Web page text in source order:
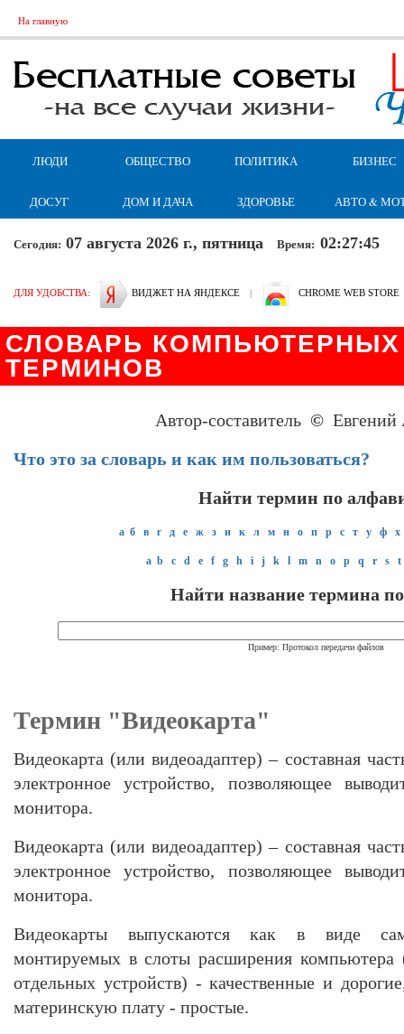
На главную
ЛЮДИ ОБЩЕСТВО ПОЛИТИКА БИЗНЕС
ДОСУГ ДОМ И ДАЧА ЗДОРОВЬЕ АВТО &
Сегодня: 07 августа 2026 г., пятница Время: 02:27:45
ДЛЯ УДОБСТВА: ВИДЖЕТ НА ЯНДЕКСЕ | CHROME WEB STORE
СЛОВАРЬ КОМПЬЮТЕРНЫХ
ТЕРМИНОВ
Автор-составитель © Евгений
Что это за словарь и как им пользоваться?
Найти термин по
а б в г д е ж з и к л м н о п р с т у ф х
a b c d e f g h i j k l m n o p q r s t
Найти название термина
Пример: Протокол передачи файлов
Термин "Видеокарта"
Видеокарта (или видеоадаптер) – составная
электронное устройство, позволяющее
монитора.
Видеокарта (или видеоадаптер) – составная
электронное устройство, позволяющее
монитора.
Видеокарты выпускаются как в виде
монтируемых в слоты расширения компьютера
отдельных устройств) - качественные и
материнскую плату - простые.